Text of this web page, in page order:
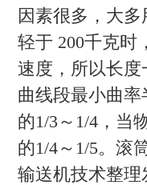
因素很多，大
轻于 200千克时
速度，所以长度
曲线段最小曲
的1/3～1/4，当
的1/4～1/5。滚
输送机技术整理